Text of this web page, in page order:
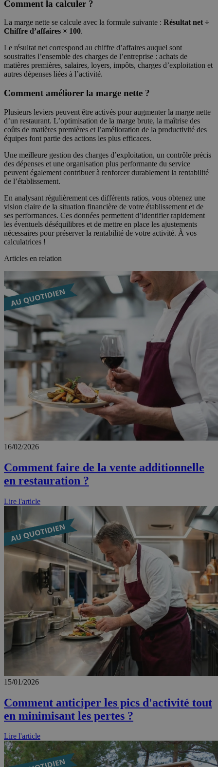
Comment la calculer ?
La marge nette se calcule avec la formule suivante : Résultat net ÷
Chiffre d’affaires × 100.
Le résultat net correspond au chiffre d’affaires auquel sont
soustraites l’ensemble des charges de l’entreprise : achats de
matières premières, salaires, loyers, impôts, charges d’exploitation et
autres dépenses liées à l’activité.
Comment améliorer la marge nette ?
Plusieurs leviers peuvent être activés pour augmenter la marge nette
d’un restaurant. L’optimisation de la marge brute, la maîtrise des
coûts de matières premières et l’amélioration de la productivité des
équipes font partie des actions les plus efficaces.
Une meilleure gestion des charges d’exploitation, un contrôle précis
des dépenses et une organisation plus performante du service
peuvent également contribuer à renforcer durablement la rentabilité
de l’établissement.
En analysant régulièrement ces différents ratios, vous obtenez une
vision claire de la situation financière de votre établissement et de
ses performances. Ces données permettent d’identifier rapidement
les éventuels déséquilibres et de mettre en place les ajustements
nécessaires pour préserver la rentabilité de votre activité. À vos
calculatrices !
Articles en relation
16/02/2026
Comment faire de la vente additionnelle
en restauration ?
Lire l'article
15/01/2026
Comment anticiper les pics d'activité tout
en minimisant les pertes ?
Lire l'article